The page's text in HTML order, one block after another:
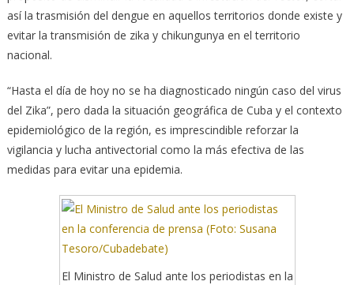
así la trasmisión del dengue en aquellos territorios donde existe y
evitar la transmisión de zika y chikungunya en el territorio
nacional.
“Hasta el día de hoy no se ha diagnosticado ningún caso del virus
del Zika”, pero dada la situación geográfica de Cuba y el contexto
epidemiológico de la región, es imprescindible reforzar la
vigilancia y lucha antivectorial como la más efectiva de las
medidas para evitar una epidemia.
El Ministro de Salud ante los periodistas en la